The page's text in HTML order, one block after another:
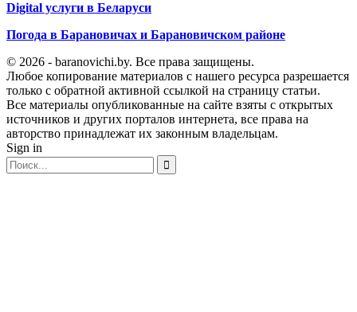
Digital услуги в Беларуси
Погода в Барановичах и Барановичском районе
© 2026 - baranovichi.by. Все права защищены.
Любое копирование материалов с нашего ресурса разрешается
только с обратной активной ссылкой на страницу статьи.
Все материалы опубликованные на сайте взяты с открытых
источников и других порталов интернета, все права на
авторство принадлежат их законным владельцам.
Sign in